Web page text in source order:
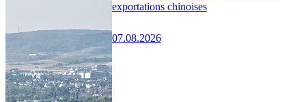
exportations chinoises
07.08.2026